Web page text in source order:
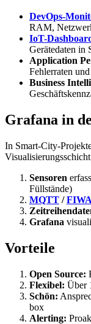
DevOps-
RAM,
IoT-
Gerätedaten in
Application
Fehlerraten
Business
Grafana in
In Smart-City-
Sensoren
Füllstände)
MQTT /
Grafana
Vorteile
Open Source:
Flexibel: Über
Schön:
box
Alerting: